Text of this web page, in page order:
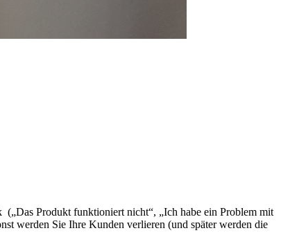
Produkt funktioniert nicht“, „Ich habe ein Problem mit
werden Sie Ihre Kunden verlieren (und später werden die